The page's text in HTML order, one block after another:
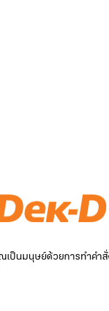
เป็นมนุษย์ด้วยการทำคำสั่